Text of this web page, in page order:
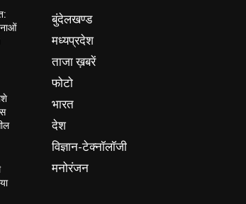
बुंदेलखण्ड
मध्यप्रदेश
ताजा ख़बरें
फोटो
भारत
देश
विज्ञान-टेक्नॉलॉजी
मनोरंजन